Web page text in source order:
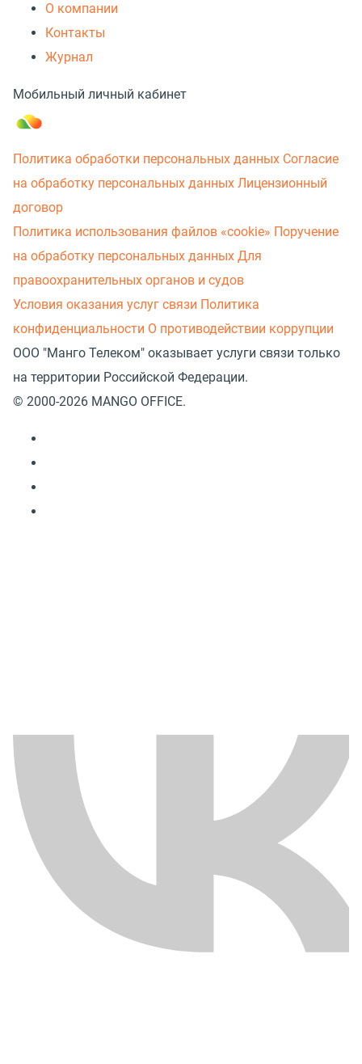
О компании
Контакты
Журнал
Мобильный личный кабинет
Политика обработки персональных данных Согласие
на обработку персональных данных Лицензионный
договор
Политика использования файлов «cookie» Поручение
на обработку персональных данных Для
правоохранительных органов и судов
Условия оказания услуг связи Политика
конфиденциальности О противодействии коррупции
ООО "Манго Телеком" оказывает услуги связи только
на территории Российской Федерации.
© 2000-2026 MANGO OFFICE.